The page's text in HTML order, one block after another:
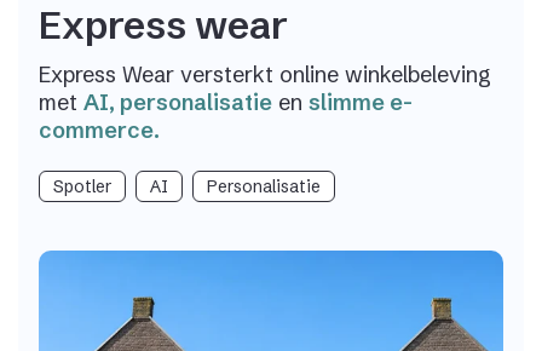
Express wear
Express Wear versterkt online winkelbeleving
met AI, personalisatie en slimme e-
commerce.
Spotler AI Personalisatie